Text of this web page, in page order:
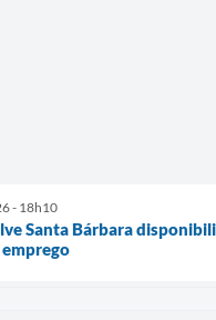
- 18h10
Santa Bárbara
emprego